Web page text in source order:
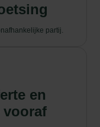
partij.
en